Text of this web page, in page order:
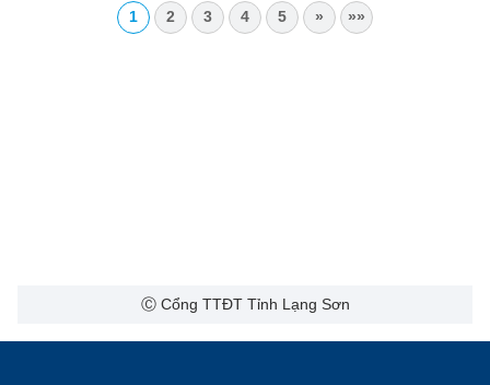
1 2 3 4 5 » »»
Ⓒ Cổng TTĐT Tỉnh Lạng Sơn